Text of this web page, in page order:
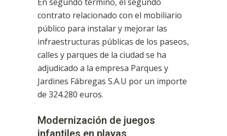
contrato relacionado con el mobiliario
público para instalar y mejorar las
infraestructuras públicas de los paseos,
calles y parques de la ciudad se ha
adjudicado a la empresa Parques y
Jardines Fábregas S.A.U por un importe
de 324.280 euros.
Modernización de juegos
infantiles en playas